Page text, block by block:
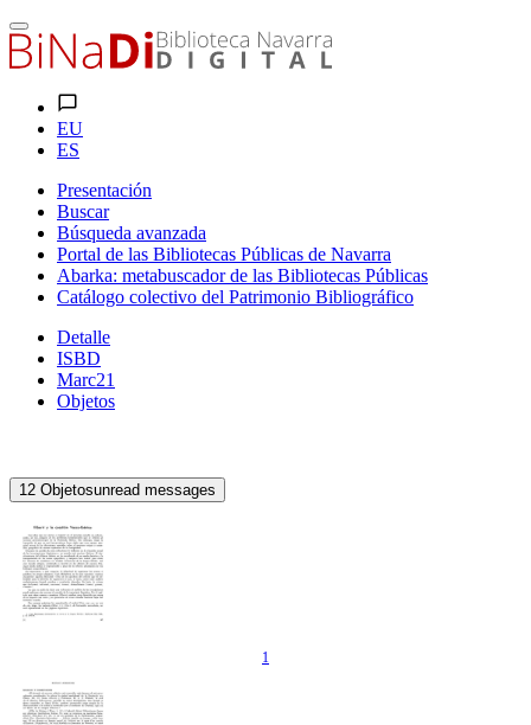
EU
ES
Presentación
Buscar
Búsqueda avanzada
Portal de las Bibliotecas Públicas de Navarra
Abarka: metabuscador de las Bibliotecas Públicas
Catálogo colectivo del Patrimonio Bibliográfico
Detalle
ISBD
Marc21
Objetos
12 Objetosunread messages
1